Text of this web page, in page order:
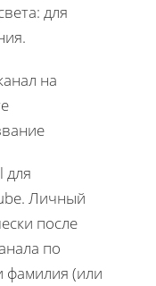
для
на
для
Личный
после
по
фамилия (или